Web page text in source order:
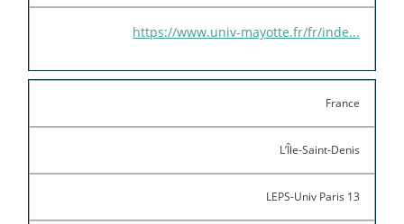
https://www.univ-mayotte.fr/fr/inde...
France
L’Île-Saint-Denis
LEPS-Univ Paris 13